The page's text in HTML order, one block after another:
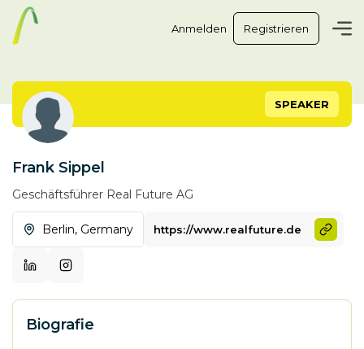
Anmelden Registrieren
SPEAKER
Frank Sippel
Geschäftsführer Real Future AG
Berlin, Germany https://www.realfuture.de
Biografie